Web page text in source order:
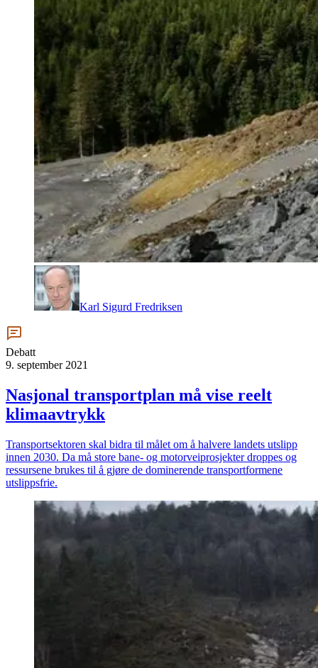
Karl Sigurd Fredriksen
Debatt
9. september 2021
Nasjonal transportplan må vise reelt
klimaavtrykk
Transportsektoren skal bidra til målet om å halvere landets utslipp
innen 2030. Da må store bane- og motorveiprosjekter droppes og
ressursene brukes til å gjøre de dominerende transportformene
utslippsfrie.